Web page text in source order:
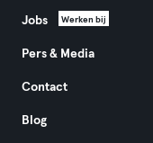
Jobs Werken bij
Pers & Media
Contact
Blog